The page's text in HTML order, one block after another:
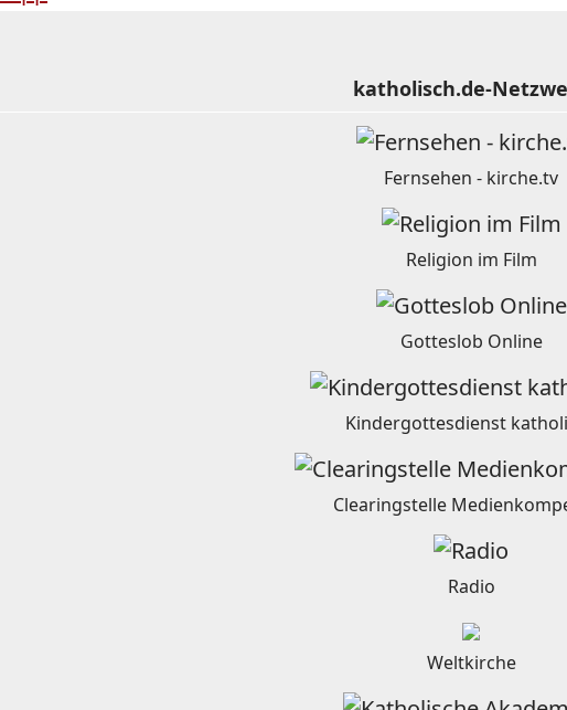
katholisch.de-
Fernsehen - kirche.tv
Religion im Film
Gotteslob Online
Kindergottesdienst
Clearingstelle
Radio
Weltkirche